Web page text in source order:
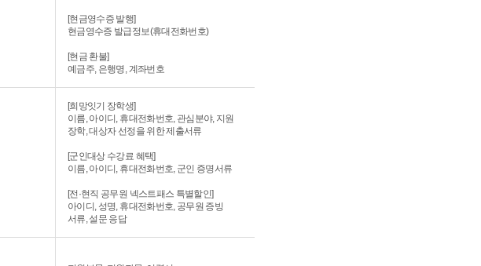
[현금영수증 발행]
현금영수증 발급정보(휴대전화번호)
[현금 환불]
예금주, 은행명, 계좌번호
[희망잇기 장학생]
이름, 아이디, 휴대전화번호, 관심분야, 지원
장학, 대상자 선정을 위한 제출서류
[군인대상 수강료 혜택]
이름, 아이디, 휴대전화번호, 군인 증명서류
[전·현직 공무원 넥스트패스 특별할인]
아이디, 성명, 휴대전화번호, 공무원 증빙
서류, 설문 응답